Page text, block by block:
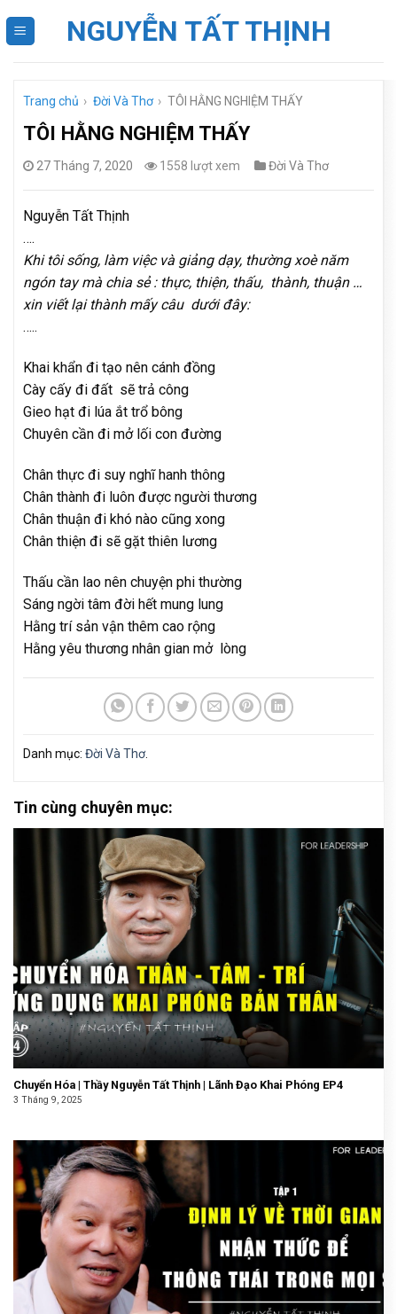
NGUYỄN TẤT THỊNH
Trang chủ › Đời Và Thơ › TÔI HẰNG NGHIỆM THẤY
TÔI HẰNG NGHIỆM THẤY
27 Tháng 7, 2020 1558 lượt xem Đời Và Thơ
Nguyễn Tất Thịnh
….
Khi tôi sống, làm việc và giảng dạy, thường xoè năm
ngón tay mà chia sẻ : thực, thiện, thấu, thành, thuận …
xin viết lại thành mấy câu dưới đây:
…..
Khai khẩn đi tạo nên cánh đồng
Cày cấy đi đất sẽ trả công
Gieo hạt đi lúa ắt trổ bông
Chuyên cần đi mở lối con đường
Chân thực đi suy nghĩ hanh thông
Chân thành đi luôn được người thương
Chân thuận đi khó nào cũng xong
Chân thiện đi sẽ gặt thiên lương
Thấu cần lao nên chuyện phi thường
Sáng ngời tâm đời hết mung lung
Hằng trí sản vận thêm cao rộng
Hằng yêu thương nhân gian mở lòng
Danh mục: Đời Và Thơ.
Tin cùng chuyên mục:
Chuyển Hóa | Thầy Nguyễn Tất Thịnh | Lãnh Đạo Khai Phóng EP4
3 Tháng 9, 2025